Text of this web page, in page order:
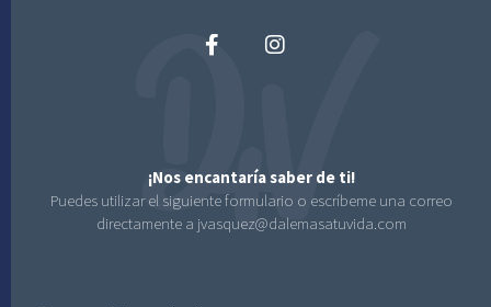
¡Nos encantaría saber de ti!
Puedes utilizar el siguiente formulario o escríbeme una correo
directamente a jvasquez@dalemasatuvida.com